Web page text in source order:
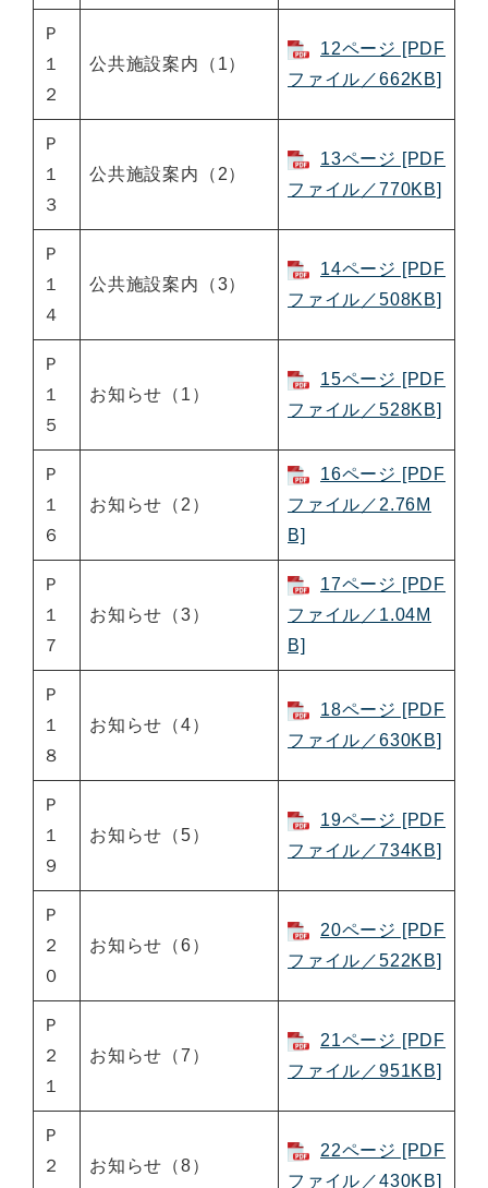
Ｐ
１
２
公共施設案内（1）
12ページ [PDF
ファイル／662KB]
Ｐ
１
３
公共施設案内（2）
13ページ [PDF
ファイル／770KB]
Ｐ
１
４
公共施設案内（3）
14ページ [PDF
ファイル／508KB]
Ｐ
１
５
お知らせ（1）
15ページ [PDF
ファイル／528KB]
Ｐ
１
６
お知らせ（2）
16ページ [PDF
ファイル／2.76M
B]
Ｐ
１
７
お知らせ（3）
17ページ [PDF
ファイル／1.04M
B]
Ｐ
１
８
お知らせ（4）
18ページ [PDF
ファイル／630KB]
Ｐ
１
９
お知らせ（5）
19ページ [PDF
ファイル／734KB]
Ｐ
２
０
お知らせ（6）
20ページ [PDF
ファイル／522KB]
Ｐ
２
１
お知らせ（7）
21ページ [PDF
ファイル／951KB]
Ｐ
２
お知らせ（8）
22ページ [PDF
ファイル／430KB]